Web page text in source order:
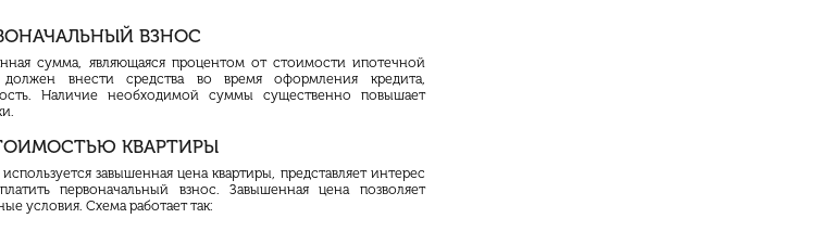
ВЗНОС
сумма, являющаяся процентом от стоимости ипотечной
внести средства во время оформления кредита,
Наличие необходимой суммы существенно повышает
КВАРТИРЫ
завышенная цена квартиры, представляет интерес
первоначальный взнос. Завышенная цена позволяет
условия. Схема работает так: